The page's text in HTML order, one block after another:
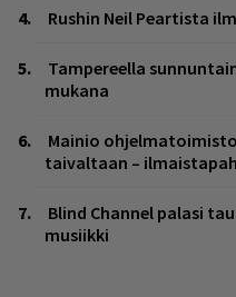
Rushin Neil Peartista
Tampereella
mukana
Mainio
taivaltaan –
Blind Channel palasi
musiikki